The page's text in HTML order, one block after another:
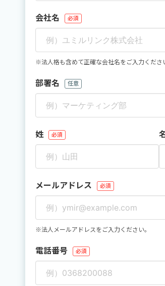
会社名 必須
※法人格も含めて正確な会社名をご入力くださ
部署名 任意
姓 必須
メールアドレス 必須
※法人メールアドレスをご入力ください。
電話番号 必須